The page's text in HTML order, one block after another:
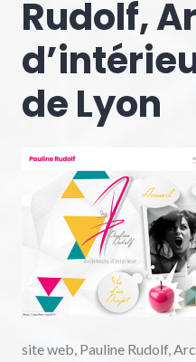
Rudolf,
de Lyon
site web, Pauline Rudolf,